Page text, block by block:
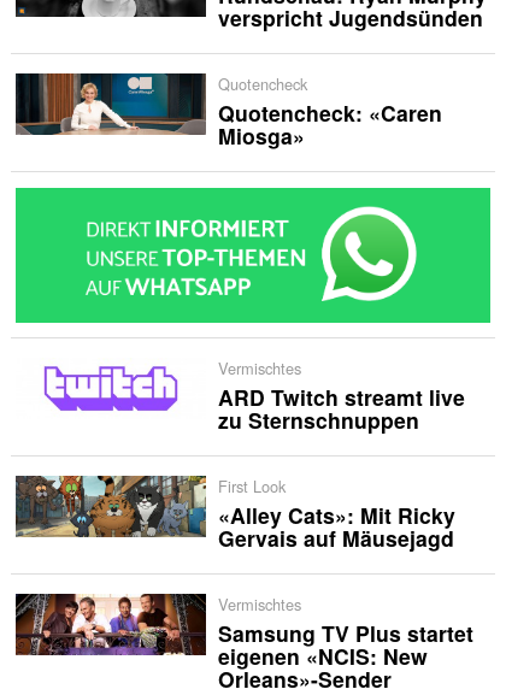
verspricht Jugendsünden
Quotencheck
Quotencheck: «Caren
Miosga»
Vermischtes
ARD Twitch streamt live
zu Sternschnuppen
First Look
«Alley Cats»: Mit Ricky
Gervais auf Mäusejagd
Vermischtes
Samsung TV Plus startet
eigenen «NCIS: New
Orleans»-Sender